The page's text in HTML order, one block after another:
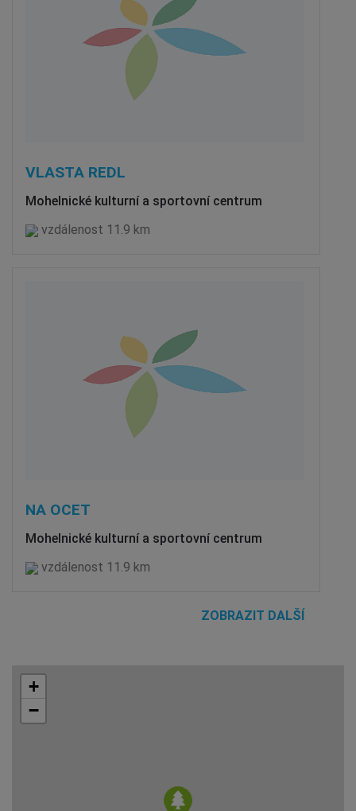
VLASTA REDL
Mohelnické kulturní a sportovní centrum
vzdálenost 11.9 km
NA OCET
Mohelnické kulturní a sportovní centrum
vzdálenost 11.9 km
ZOBRAZIT DALŠÍ
+
−